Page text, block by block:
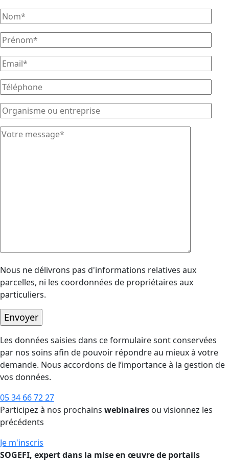
Nous ne délivrons pas d'informations relatives aux
parcelles, ni les coordonnées de propriétaires aux
particuliers.
Les données saisies dans ce formulaire sont conservées
par nos soins afin de pouvoir répondre au mieux à votre
demande. Nous accordons de l’importance à la gestion de
vos données.
05 34 66 72 27
Participez à nos prochains webinaires ou visionnez les
précédents
Je m'inscris
SOGEFI, expert dans la mise en œuvre de portails